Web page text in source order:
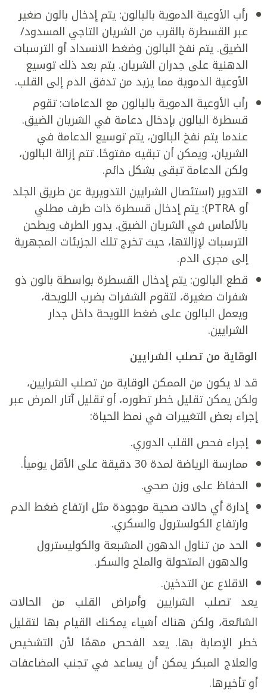
رأب الأوعية الدموية بالبالون: يتم إدخال بالون صغير
عبر القسطرة بالقرب من الشريان التاجي المسدود/
الضيق. يتم نفخ البالون وضغط الانسداد أو الترسبات
الدهنية على جدران الشريان. يتم بعد ذلك توسيع
الأوعية الدموية مما يزيد من تدفق الدم إلى القلب.
رأب الأوعية الدموية بالبالون مع الدعامات: تقوم
قسطرة البالون بإدخال دعامة في الشريان الضيق.
عندما يتم نفخ البالون، يتم توسيع الدعامة في
الشريان، ويمكن أن تبقيه مفتوحًا. تتم إزالة البالون،
ولكن الدعامة تبقى بشكل دائم.
التدوير (استئصال الشرايين التدويرية عن طريق الجلد
أو PTRA): يتم إدخال قسطرة ذات طرف مطلي
بالألماس في الشريان الضيق. يدور الطرف ويطحن
الترسبات لإزالتها، حيث تخرج تلك الجزيئات المجهرية
إلى مجرى الدم.
قطع البالون: يتم إدخال القسطرة بواسطة بالون ذو
شفرات صغيرة، لتقوم الشفرات بضرب اللويحة،
ويعمل البالون على ضغط اللويحة داخل جدار
الشرايين.
الوقاية من تصلب الشرايين
قد لا يكون من الممكن الوقاية من تصلب الشرايين،
ولكن يمكن تقليل خطر تطوره، أو تقليل آثار المرض عبر
إجراء بعض التغييرات في نمط الحياة:
إجراء فحص القلب الدوري.
ممارسة الرياضة لمدة 30 دقيقة على الأقل يومياً.
الحفاظ على وزن صحي.
إدارة أي حالات صحية موجودة مثل ارتفاع ضغط الدم
وارتفاع الكولسترول والسكري.
الحد من تناول الدهون المشبعة والكوليسترول
والدهون المتحولة والملح والسكر.
الاقلاع عن التدخين.
يعد تصلب الشرايين وأمراض القلب من الحالات
الشائعة، ولكن هناك أشياء يمكنك القيام بها لتقليل
خطر الإصابة بها. يعد الفحص مهمًا لأن التشخيص
والعلاج المبكر يمكن أن يساعد في تجنب المضاعفات
أو تأخيرها.